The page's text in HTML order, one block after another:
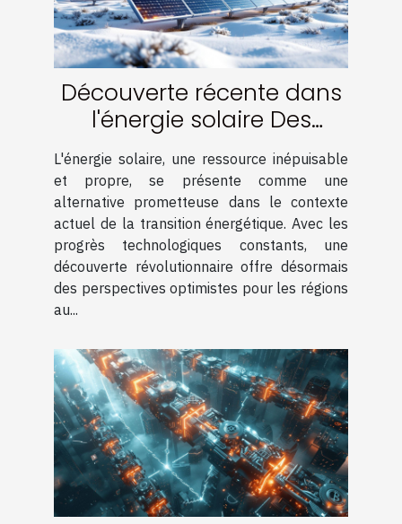
Découverte récente dans
l'énergie solaire Des
panneaux plus efficaces
pour le climat nordique
L'énergie solaire, une ressource inépuisable
et propre, se présente comme une
alternative prometteuse dans le contexte
actuel de la transition énergétique. Avec les
progrès technologiques constants, une
découverte révolutionnaire offre désormais
des perspectives optimistes pour les régions
au...